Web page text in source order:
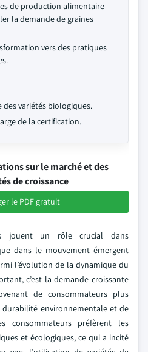
de production alimentaire
la demande de graines
vers des pratiques
variétés biologiques.
de la certification.
sur le marché et des
de croissance
le PDF gratuit
jouent un rôle crucial dans
dans le mouvement émergent
l’évolution de la dynamique du
c’est la demande croissante
de consommateurs plus
environnementale et de
consommateurs préfèrent les
et écologiques, ce qui a incité